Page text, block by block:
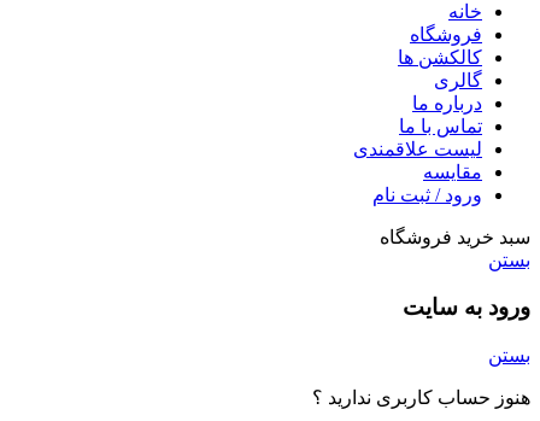
خانه
فروشگاه
کالکشن ها
گالری
درباره ما
تماس با ما
لیست علاقمندی
مقایسه
ورود / ثبت نام
سبد خرید فروشگاه
بستن
ورود به سایت
بستن
هنوز حساب کاربری ندارید ؟